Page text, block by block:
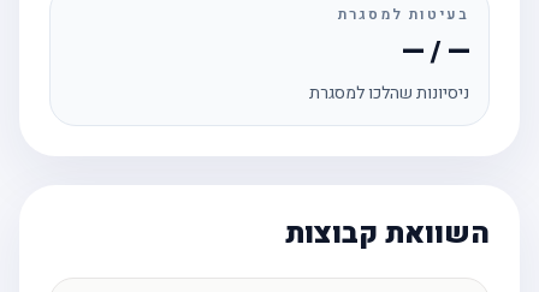
בעיטות למסגרת
— / —
ניסיונות שהלכו למסגרת
השוואת קבוצות